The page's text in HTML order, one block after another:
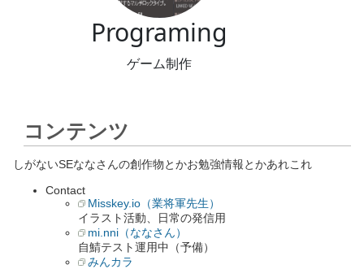
コンテンツ
しがないSEななさんの創作物とかお勉強情報とかあれこれ
Contact
Misskey.io（業将軍先生）
イラスト活動、日常の発信用
mi.nni（ななさん）
自鯖テスト運用中（予備）
みんカラ